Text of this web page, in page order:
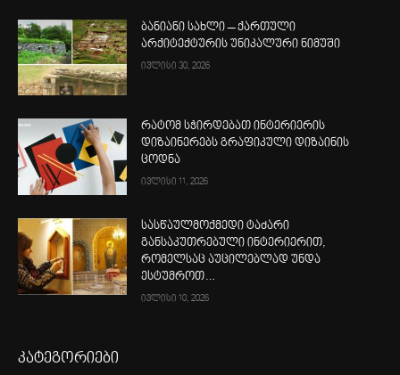
ბანიანი სახლი – ქართული
არქიტექტურის უნიკალური ნიმუში
ივლისი 30, 2026
რატომ სჭირდებათ ინტერიერის
დიზაინერებს გრაფიკული დიზაინის
ცოდნა
ივლისი 11, 2026
სასწაულმოქმედი ტაძარი
განსაკუთრებული ინტერიერით,
რომელსაც აუცილებლად უნდა
ესტუმროთ…
ივლისი 10, 2026
კატეგორიები